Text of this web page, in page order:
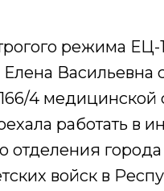
режима ЕЦ-
Васильевна с
4 медицинской
работать в
отделения
войск в